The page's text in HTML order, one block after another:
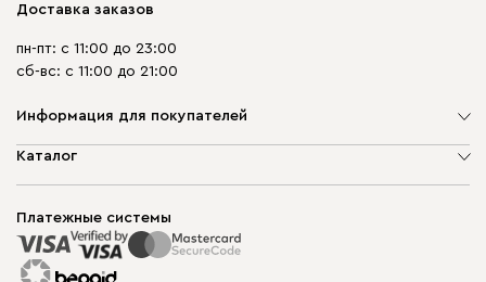
Доставка заказов
пн-пт: с 11:00 до 23:00
сб-вс: с 11:00 до 21:00
Информация для покупателей
О компании
Способы оплаты
Рассрочка и кредит
Гарантия
Каталог
Корпусная мебель
Распродажа мебели
Платежные системы